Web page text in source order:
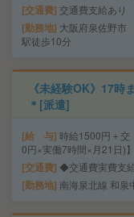
交通費 交通費支給あり
勤務地 大阪府泉佐野市
駅徒歩10分
《未経験OK》17時
＊[派遣]
給 与 時給1500円＋交
0円×実働7時間×月21日)】
交通費 ◆交通費実費支
勤務地 南海泉北線 和泉